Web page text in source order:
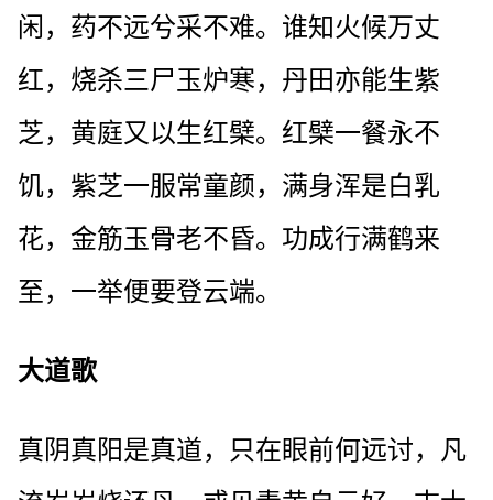
闲，药不远兮采不难。谁知火候万丈
红，烧杀三尸玉炉寒，丹田亦能生紫
芝，黄庭又以生红檗。红檗一餐永不
饥，紫芝一服常童颜，满身浑是白乳
花，金筋玉骨老不昏。功成行满鹤来
至，一举便要登云端。
大道歌
真阴真阳是真道，只在眼前何远讨，凡